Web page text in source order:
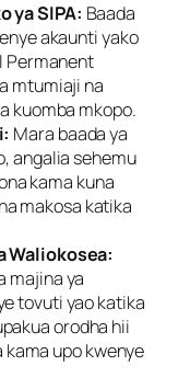
ya SIPA: Baada
akaunti yako
Permanent
mtumiaji na
kuomba mkopo.
Mara baada ya
angalia sehemu
kama kuna
makosa katika
Waliokosea:
majina ya
tovuti yao katika
orodha hii
upo kwenye